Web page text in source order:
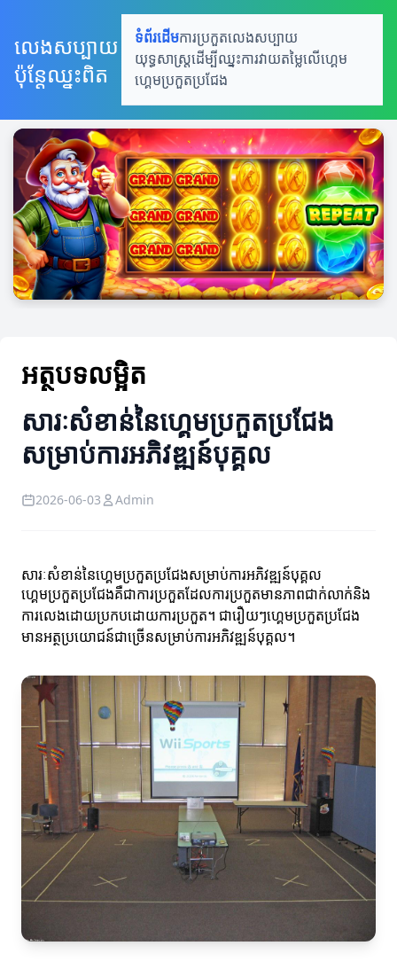
លេងសប្បាយ
ប៉ុន្តែឈ្នះពិត
ទំព័រដើមការប្រកួតលេងសប្បាយ
យុទ្ធសាស្រ្តដើម្បីឈ្នះការវាយតម្លៃលើហ្គេម
ហ្គេមប្រកួតប្រជែង
អត្ថបទលម្អិត
សារៈសំខាន់នៃហ្គេមប្រកួតប្រជែង
សម្រាប់ការអភិវឌ្ឍន៍បុគ្គល
2026-06-03 Admin
សារៈសំខាន់នៃហ្គេមប្រកួតប្រជែងសម្រាប់ការអភិវឌ្ឍន៍បុគ្គល
ហ្គេមប្រកួតប្រជែងគឺជាការប្រកួតដែលការប្រកួតមានភាពជាក់លាក់និង
ការលេងដោយប្រកបដោយការប្រកួត។ ជារឿយៗហ្គេមប្រកួតប្រជែង
មានអត្ថប្រយោជន៍ជាច្រើនសម្រាប់ការអភិវឌ្ឍន៍បុគ្គល។